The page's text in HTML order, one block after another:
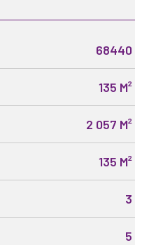
68440
135 M²
2 057 M²
135 M²
3
5